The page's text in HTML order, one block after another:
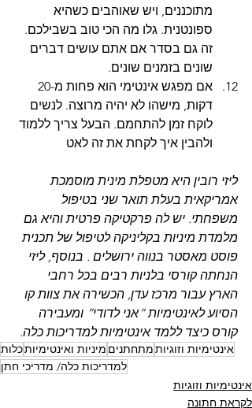
מתוכננים, ויש שאוהבים כשהיא
ספונטנית. גלו מה הכי טוב בשבילכם.
זה גם בסדר אם אתם עושים דברים
שונים בזמנים שונים.
דקות, מישהו לא יהיה מרוצה. לנשים
לוקח זמן להתחמם. הבעל צריך ללמוד
ולהבין איך לקחת את זה לאט
ליזי רובין היא מטפלת מינית מוסמכת
אמריקאית בעלת תואר שני בטיפול
משפחתי. יש לה פרקטיקה פרטית והיא גם
מלמדת מיניות בקליניקה לטיפול של תכנית
פוסט מאסטר בנווה ירושלים . בנוסף, ליזי
הנחתה קורסי בלניות רבים בכל רחבי
הארץ עבור מרכז עדן, הכשירה את צוות קו
הסיוע לאינטימיות “אני לדודי” ומעבירה
קורס כיצד ללמד אינטימיות למדריכות כלה.
אינטימיות וזוגיותמתחתנים מיניות ואינטימיותכלות
למדריכות כלה/ מדריכי חתן
אינטימיות וזוגיות
לקראת חתונה